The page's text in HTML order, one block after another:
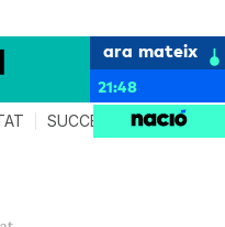
ara mateix
21:48
SUCCESSOS AGENDA